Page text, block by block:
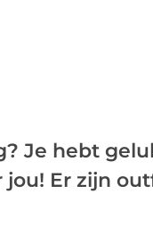
Je hebt
Er zijn